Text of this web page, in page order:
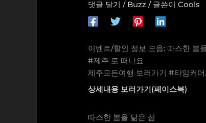
댓글 달기 / Buzz / 글쓴이Cools
이벤트/할인 정보 모음: 따스한 봄
#제주 로 떠나요
제주모든여행 보러가기 #타임커
상세내용 보러가기(페이스북)
따스한 봄을 닮은 섬